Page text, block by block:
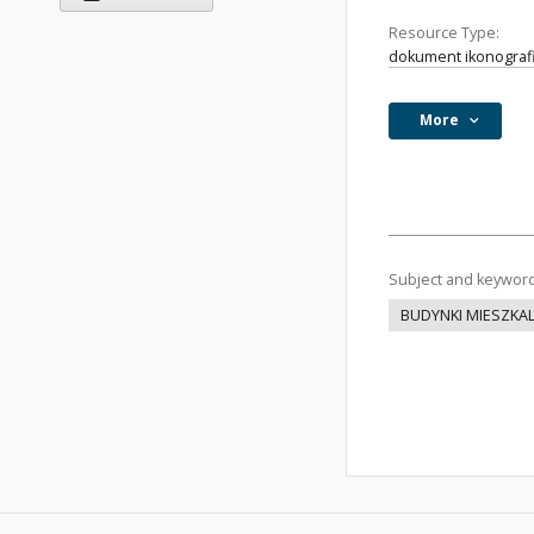
Resource Type:
dokument
More
Subject and
BUDYNKI